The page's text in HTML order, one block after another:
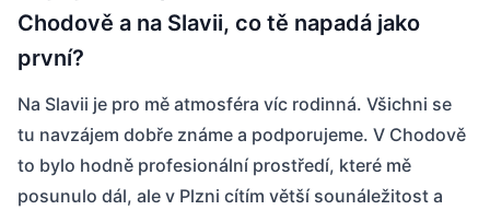
Chodově a na Slavii, co tě napadá jako
první?
Na Slavii je pro mě atmosféra víc rodinná. Všichni se
tu navzájem dobře známe a podporujeme. V Chodově
to bylo hodně profesionální prostředí, které mě
posunulo dál, ale v Plzni cítím větší sounáležitost a